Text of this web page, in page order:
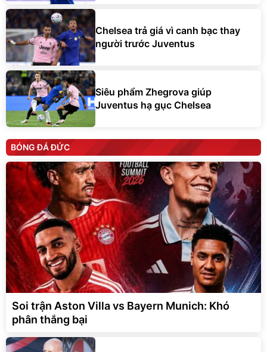
Chelsea trả giá vì canh bạc thay
người trước Juventus
Siêu phẩm Zhegrova giúp
Juventus hạ gục Chelsea
BÓNG ĐÁ ĐỨC
Soi trận Aston Villa vs Bayern Munich: Khó
phân thắng bại